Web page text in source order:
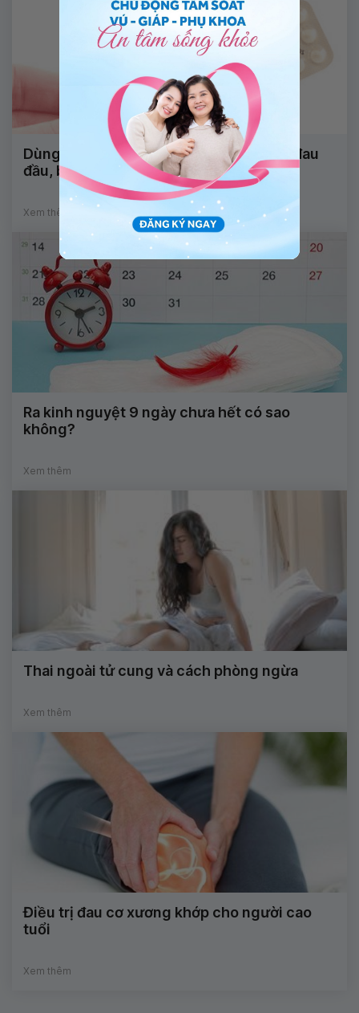
Dùng thuốc tránh thai sau sinh thường đau
đầu, buồn nôn có sao không?
Xem thêm
Ra kinh nguyệt 9 ngày chưa hết có sao
không?
Xem thêm
Thai ngoài tử cung và cách phòng ngừa
Xem thêm
Điều trị đau cơ xương khớp cho người cao
tuổi
Xem thêm